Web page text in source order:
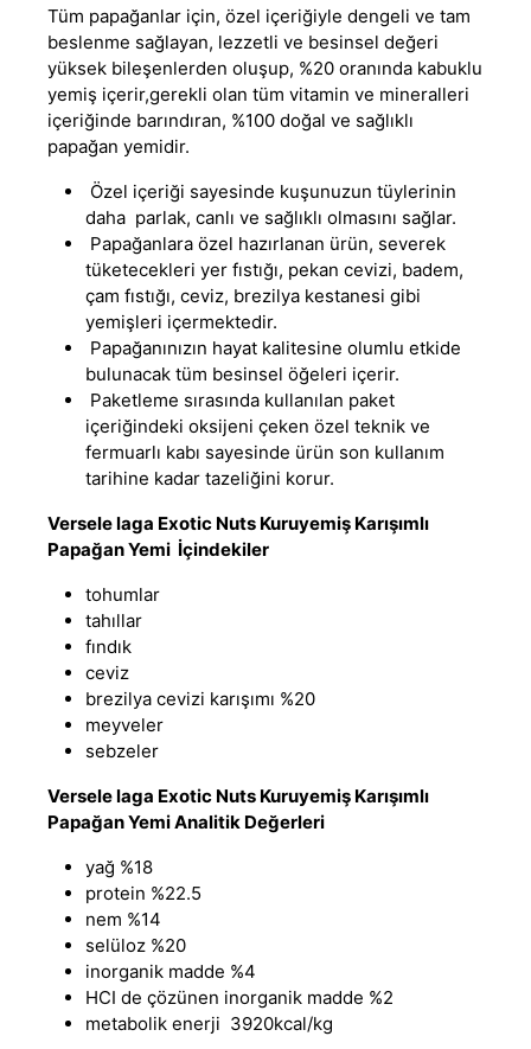
Tüm papağanlar için, özel içeriğiyle dengeli ve tam
beslenme sağlayan, lezzetli ve besinsel değeri
yüksek bileşenlerden oluşup, %20 oranında kabuklu
yemiş içerir,gerekli olan tüm vitamin ve mineralleri
içeriğinde barındıran, %100 doğal ve sağlıklı
papağan yemidir.
Özel içeriği sayesinde kuşunuzun tüylerinin
daha parlak, canlı ve sağlıklı olmasını sağlar.
Papağanlara özel hazırlanan ürün, severek
tüketecekleri yer fıstığı, pekan cevizi, badem,
çam fıstığı, ceviz, brezilya kestanesi gibi
yemişleri içermektedir.
Papağanınızın hayat kalitesine olumlu etkide
bulunacak tüm besinsel öğeleri içerir.
Paketleme sırasında kullanılan paket
içeriğindeki oksijeni çeken özel teknik ve
fermuarlı kabı sayesinde ürün son kullanım
tarihine kadar tazeliğini korur.
Versele laga Exotic Nuts Kuruyemiş Karışımlı
Papağan Yemi İçindekiler
tohumlar
tahıllar
fındık
ceviz
brezilya cevizi karışımı %20
meyveler
sebzeler
Versele laga Exotic Nuts Kuruyemiş Karışımlı
Papağan Yemi Analitik Değerleri
yağ %18
protein %22.5
nem %14
selüloz %20
inorganik madde %4
HCI de çözünen inorganik madde %2
metabolik enerji 3920kcal/kg